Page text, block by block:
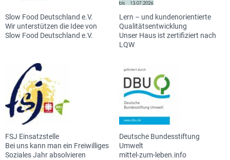
Slow Food Deutschland e.V.
Wir unterstützen die Idee von
Slow Food Deutschland e.V.
Lern – und kundenorientierte
Qualitätsentwicklung
Unser Haus ist zertifiziert nach
LQW
FSJ Einsatzstelle
Bei uns kann man ein Freiwilliges
Soziales Jahr absolvieren
Deutsche Bundesstiftung
Umwelt
mittel-zum-leben.info